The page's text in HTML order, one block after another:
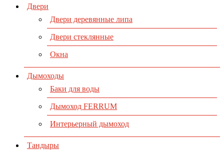
Двери
Двери деревянные липа
Двери стеклянные
Окна
Дымоходы
Баки для воды
Дымоход FERRUM
Интерьерный дымоход
Тандыры